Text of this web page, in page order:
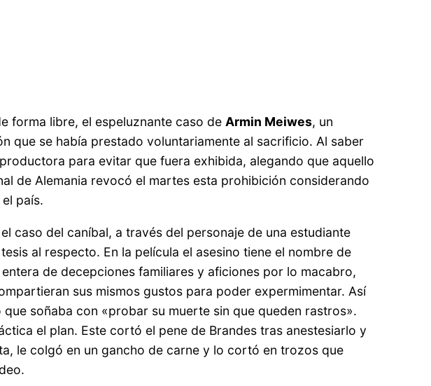
forma libre, el espeluznante caso de Armin Meiwes, un
que se había prestado voluntariamente al sacrificio. Al saber
para evitar que fuera exhibida, alegando que aquello
de Alemania revocó el martes esta prohibición considerando
país.
caso del caníbal, a través del personaje de una estudiante
al respecto. En la película el asesino tiene el nombre de
de decepciones familiares y aficiones por lo macabro,
sus mismos gustos para poder expermimentar. Así
soñaba con «probar su muerte sin que queden rastros».
el plan. Este cortó el pene de Brandes tras anestesiarlo y
le colgó en un gancho de carne y lo cortó en trozos que